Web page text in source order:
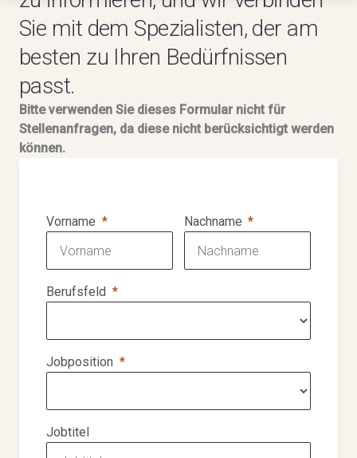
Sie mit dem Spezialisten, der am
besten zu Ihren Bedürfnissen
passt.
Bitte verwenden Sie dieses Formular nicht für
Stellenanfragen, da diese nicht berücksichtigt werden
können.
Vorname Nachname
Berufsfeld
Jobposition
Jobtitel